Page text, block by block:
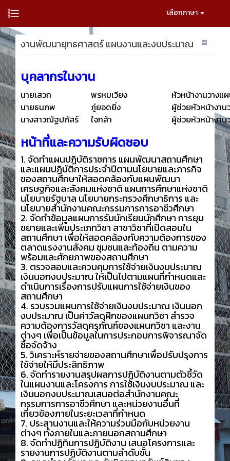
เลือกภาษา
งานพัฒนายุทธศาสตร์ แผนงานและงบประมาณ
บุคลากรในงาน
นายเสวก พรหมเวียง
หัวหน้างานวางแ
นายธนภพ
ภู่ยอดยิ่ง
ผู้ช่วยหัวหน้างาน
นางสาวณัฐปภัสร์
ใจกล้า ผู้ช่วยหัวหน้างาน
หน้าที่และความรับผิดชอบ
1. จัดทำแผนปฏิบัติราชการ แผนพัฒนาสถานศึกษา
และแผนปฏิบัติการประจำปีตามนโยบายและภารกิจ
ของสถานศึกษาให้สอดคล้องกับแผนพัฒนา
เศรษฐกิจและสังคมแห่งชาติ แผนการศึกษาแห่งชาติ
นโยบายรัฐบาล นโยบายกระทรวงศึกษาธิการ และ
นโยบายสำนักงานคณะกรรมการการอาชีวศึกษา
2. จัดทำข้อมูลแผนการรับนักเรียนนักศึกษา การยุบ
ขยายและเพิ่มประเภทวิชา สาขาวิชาที่เปิดสอนใน
สถานศึกษา เพื่อให้สอดคล้องกับความต้องการของ
ตลาดแรงงานสังคม ชุมชนและท้องถิ่น ตามความ
พร้อมและศักยภาพของสถานศึกษา
3. ตรวจสอบและควบคุมการใช้จ่ายเงินงบประมาณ
เงินนอกงบประมาณ ให้เป็นไปตามแผนที่กำหนดและ
ดำเนินการเรื่องการปรับแผนการใช้จ่ายเงินของ
สถานศึกษา
4. รวบรวมแผนการใช้จ่ายเงินงบประมาณ เงินนอก
งบประมาณ เป็นค่าวัสดุฝึกของแผนกวิชา สำรวจ
ความต้องการวัสดุครุภัณฑ์ของแผนกวิชา และงาน
ต่างๆ เพื่อเป็นข้อมูลในการประกอบการพิจารณาจัด
ซื้อจัดจ้าง
5. วิเคราะห์รายจ่ายของสถานศึกษาเพื่อปรับปรุงการ
ใช้จ่ายให้มีประสิทธิภาพ
6. จัดทำรายงานสรุปผลการปฏิบัติงานตามตัวชี้วัด
ในแผนงานและโครงการ การใช้เงินงบประมาณ และ
เงินนอกงบประมาณเสนอต่อสำนักงานคณะ
กรรมการการอาชีวศึกษา และหน่วยงานอื่นที่
เกี่ยวข้องภายในระยะเวลาที่กำหนด
7. ประสานงานและให้ความร่วมมือกับหน่วยงาน
ต่างๆ ทั้งภายในและภายนอกสถานศึกษา
8. จัดทำปฏิทินการปฏิบัติงาน เสนอโครงการและ
รายงานการปฏิบัติงานตามลำดับขั้น